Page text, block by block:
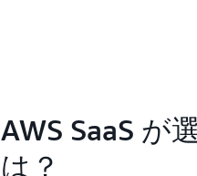
AWS SaaS が
は？